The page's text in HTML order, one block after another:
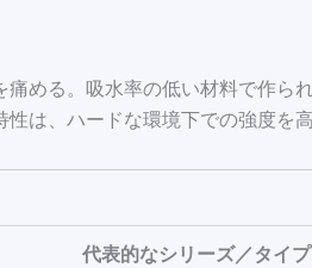
める。吸水率の低い材料で作ら
は、ハードな環境下での強度を
代表的なシリーズ／タイプ